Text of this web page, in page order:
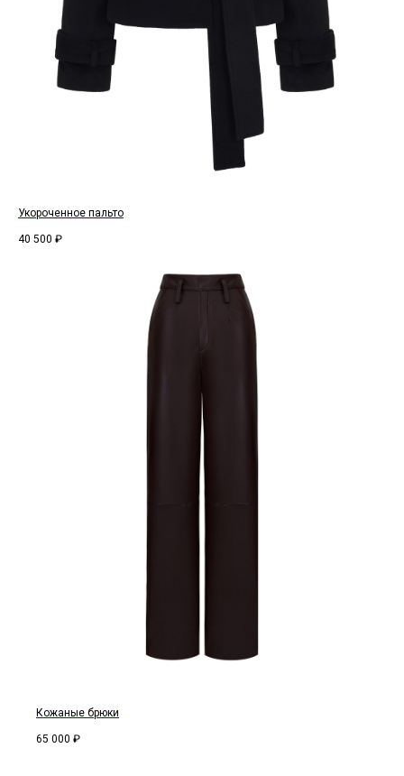
Укороченное пальто
40 500 ₽
Кожаные брюки
65 000 ₽